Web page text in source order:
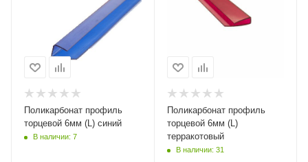
Поликарбонат профиль
торцевой 6мм (L) синий
В наличии: 7
Поликарбонат профиль
торцевой 6мм (L)
терракотовый
В наличии: 31